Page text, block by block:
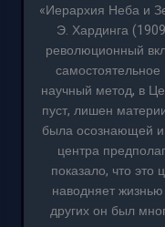
«Иерархия Неба и
Э. Хардинга
революционный
научный метод, в
пуст, лишен
была осознающей и
центра
показало, что это
наводняет
других он был